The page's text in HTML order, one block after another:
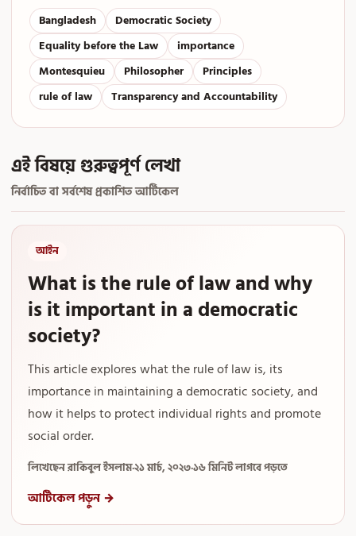
Bangladesh
Democratic Society
Equality before the Law
importance
Montesquieu
Philosopher
Principles
rule of law
Transparency and Accountability
এই বিষয়ে গুরুত্বপূর্ণ লেখা
নির্বাচিত বা সর্বশেষ প্রকাশিত আর্টিকেল
আইন
What is the rule of law and why
is it important in a democratic
society?
This article explores what the rule of law is, its
importance in maintaining a democratic society, and
how it helps to protect individual rights and promote
social order.
লিখেছেন রাকিবুল ইসলাম·২১ মার্চ, ২০২৩·১৬ মিনিট লাগবে পড়তে
আর্টিকেল পড়ুন →